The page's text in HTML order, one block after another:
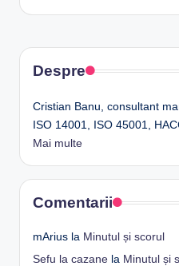
Despre
Cristian Banu, consultant
ISO 14001, ISO 45001,
Mai multe
Comentarii
mArius la Minutul și scorul
Sefu la cazane la Minutul și